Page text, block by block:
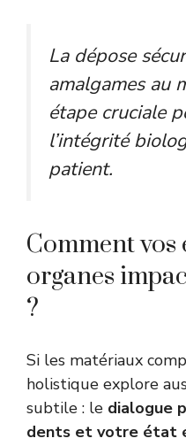
La dépose
amalgames au
étape cruciale
l’intégrité
patient.
Comment vos
organes
?
Si les matériaux
holistique explore
subtile : le dialogue
dents et votre état